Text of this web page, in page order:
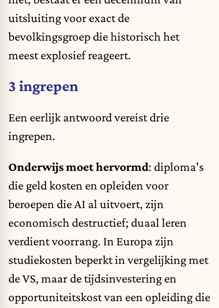
uitsluiting voor exact de
bevolkingsgroep die historisch het
meest explosief reageert.
3 ingrepen
Een eerlijk antwoord vereist drie
ingrepen.
Onderwijs moet hervormd: diploma's
die geld kosten en opleiden voor
beroepen die AI al uitvoert, zijn
economisch destructief; duaal leren
verdient voorrang. In Europa zijn
studiekosten beperkt in vergelijking met
de VS, maar de tijdsinvestering en
opportuniteitskost van een opleiding die